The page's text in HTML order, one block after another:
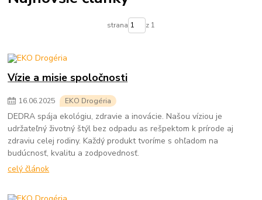
strana z 1
Vízie a misie spoločnosti
16.06.2025 EKO Drogéria
DEDRA spája ekológiu, zdravie a inovácie. Našou víziou je
udržateľný životný štýl bez odpadu as rešpektom k prírode aj
zdraviu celej rodiny. Každý produkt tvoríme s ohľadom na
budúcnosť, kvalitu a zodpovednosť.
celý článok